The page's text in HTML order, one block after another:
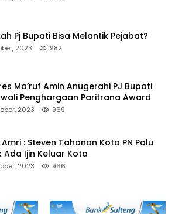
Pj Bupati Bisa Melantik Pejabat?
2023 982
Ma’ruf Amin Anugerahi PJ Bupati
Penghargaan Paritrana Award
2023 969
: Steven Tahanan Kota PN Palu
Ada Ijin Keluar Kota
2023 966